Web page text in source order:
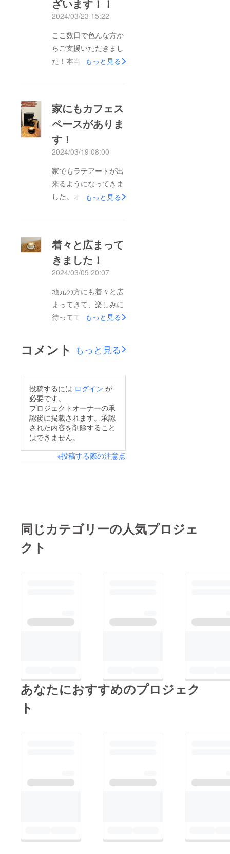
ざいます！！
2024/03/23 15:22
ここ数日で色んな方か
らご支援いただきまし
た！本当にありがとう
て、やっぱ地元最高で
すね笑自分もオープン
まで色々できること探
して、いい形でオープ
ます！引き続き応援と
ご協力お願いいたしま
す！
もっと見る
家にもカフェス
ペースがありま
す！
2024/03/19 08:00
家でもラテアートが出
来るようになってきま
した。オープンまでに
しいラテを提供しま
す。どこの豆を使おう
かすごい迷う。。ぜ
ひ、オープン楽しみに
しといてください！
もっと見る
着々と広まって
きました！
2024/03/09 20:07
地元の方にも着々と広
まってきて、楽しみに
待っててくれる人が増
が古くなった大きな車
庫になっているんです
です！なので経費もか
からず、毎月楽しみに
してくれる方もいて集
客も必要がほぼない。
フェ。まだ数字に表れ
たします！！
もっと見る
コメント もっと見る
投稿するには ログイン が
必要です。
プロジェクトオーナーの承
認後に掲載されます。承認
された内容を削除すること
はできません。
※投稿する際の注意点
同じカテゴリーの人気プロジェ
クト
あなたにおすすめのプロジェク
ト